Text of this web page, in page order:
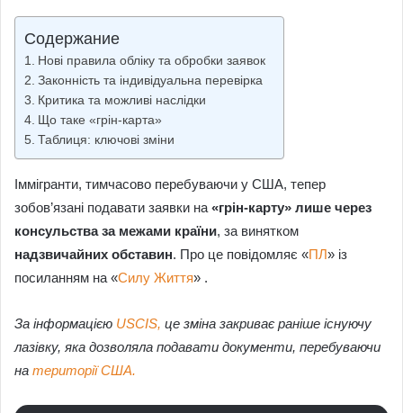
Содержание
Нові правила обліку та обробки заявок
Законність та індивідуальна перевірка
Критика та можливі наслідки
Що таке «грін-карта»
Таблиця: ключові зміни
Іммігранти, тимчасово перебуваючи у США, тепер
зобов’язані подавати заявки на «грін-карту» лише через
консульства за межами країни, за винятком
надзвичайних обставин. Про це повідомляє «ПЛ» із
посиланням на «Силу Життя» .
За інформацією USCIS, це зміна закриває раніше існуючу
лазівку, яка дозволяла подавати документи, перебуваючи
на території США.